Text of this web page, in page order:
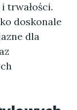
trwałości.
doskonale
dla